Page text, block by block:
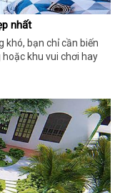
nhất
khó, bạn chỉ cần biến
khu vui chơi hay